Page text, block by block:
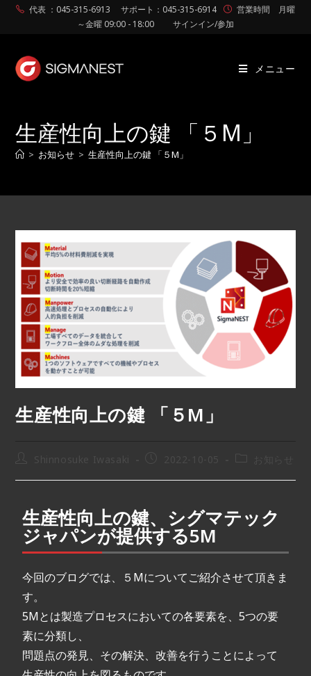
代表 ：045-315-6913 サポート：045-315-6914
営業時間 月曜
～金曜 09:00 - 18:00 サインイン/参加
メニュー
生産性向上の鍵 「５M」
> お知らせ > 生産性向上の鍵 「５M」
生産性向上の鍵 「５M」
生産性向上の鍵、シグマテック
ジャパンが提供する5M
今回のブログでは、５Mについてご紹介させて頂きま
す。
5Mとは製造プロセスにおいての各要素を、5つの要
素に分類し、
問題点の発見、その解決、改善を行うことによって